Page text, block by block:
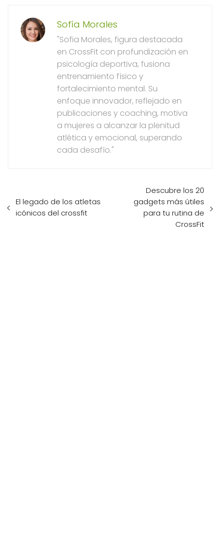
Sofía Morales
"Sofia Morales, figura destacada
en CrossFit con profundización en
psicología deportiva, fusiona
entrenamiento físico y
fortalecimiento mental. Su
enfoque innovador, reflejado en
publicaciones y coaching, motiva
a mujeres a alcanzar la plenitud
atlética y emocional, superando
cada desafío."
El legado de los atletas
icónicos del crossfit
Descubre los 20
gadgets más útiles
para tu rutina de
CrossFit